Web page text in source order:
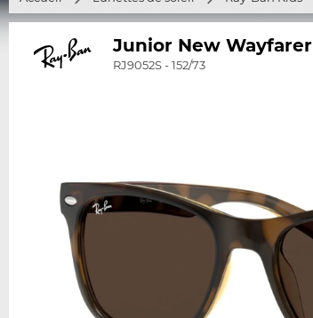
Junior New Wayfarer
RJ9052S - 152/73